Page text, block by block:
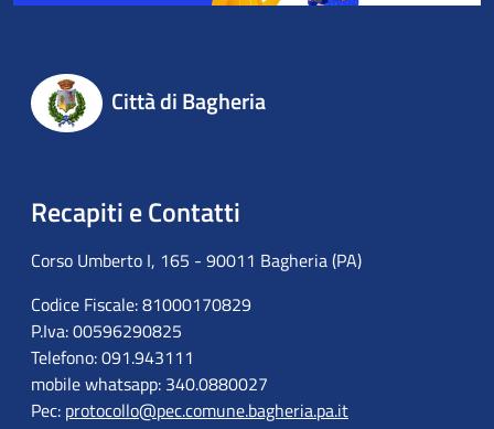
Città di Bagheria
Recapiti e Contatti
Corso Umberto I, 165 - 90011 Bagheria (PA)
Codice Fiscale: 81000170829
P.Iva: 00596290825
Telefono: 091.943111
mobile whatsapp: 340.0880027
Pec: protocollo@pec.comune.bagheria.pa.it